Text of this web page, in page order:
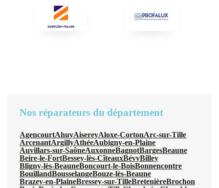
Nos réparateurs du département
AgencourtAhuyAisereyAloxe-CortonArc-sur-Tille
ArcenantArgillyAthéeAubigny-en-Plaine
Auvillars-sur-SaôneAuxonneBagnotBargesBeaune
Beire-le-FortBessey-lès-CîteauxBévyBilley
Bligny-lès-BeauneBoncourt-le-BoisBonnencontre
BouillandBousselangeBouze-lès-Beaune
Brazey-en-PlaineBressey-sur-TilleBretenièreBrochon